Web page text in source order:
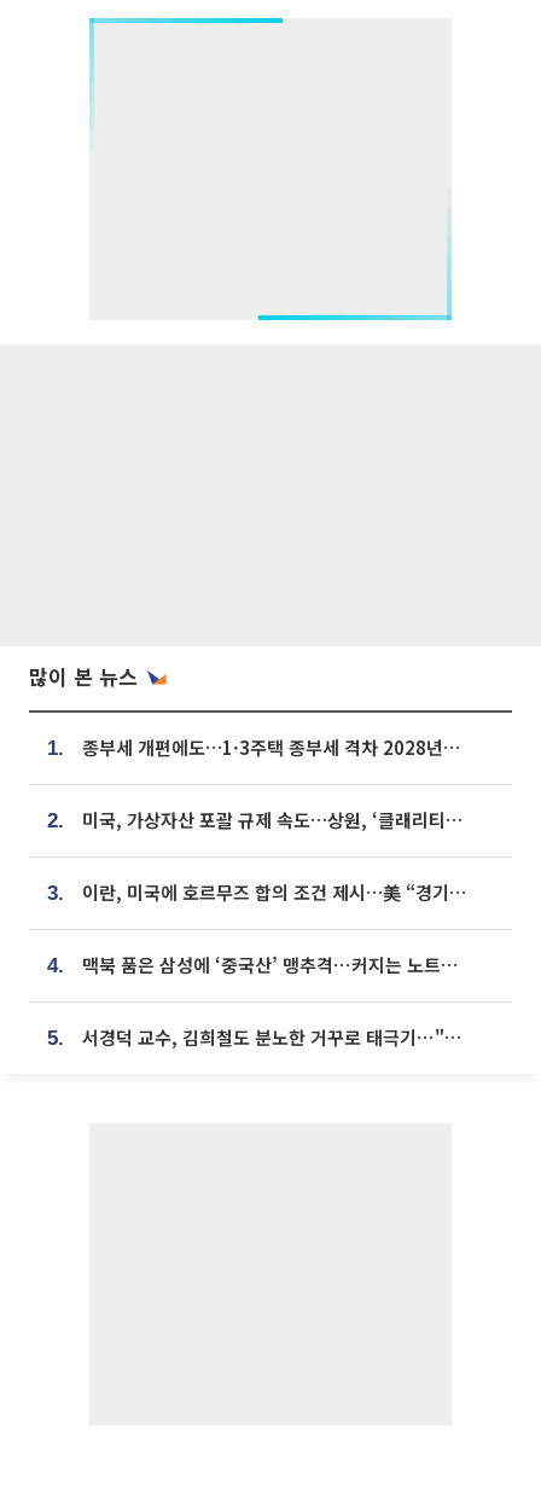
많이 본 뉴스
1. 종부세 개편에도…1·3주택 종부세 격차 2028년부터 확대
2. 미국, 가상자산 포괄 규제 속도…상원, ‘클래리티법’ 9월 절차투표 추진
3. 이란, 미국에 호르무즈 합의 조건 제시…美 “경기 아직 안 끝나” [종합]
4. 맥북 품은 삼성에 ‘중국산’ 맹추격⋯커지는 노트북 OLED 시장
5. 서경덕 교수, 김희철도 분노한 거꾸로 태극기⋯"엉터리는 아냐, 아쉬울 뿐"